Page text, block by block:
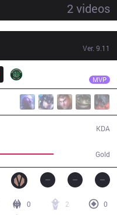
2 videos
Ver. 9.11
MVP
Gold
KDA
0 2
0